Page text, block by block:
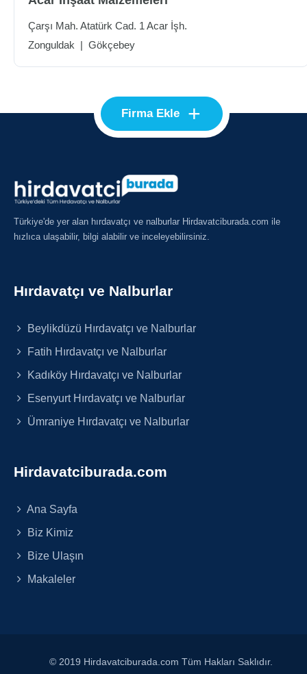
Çarşı Mah. Atatürk Cad. 1 Acar İşh.
Zonguldak | Gökçebey
Firma Ekle +
Türkiye'de yer alan hırdavatçı ve nalburlar Hirdavatciburada.com ile
hızlıca ulaşabilir, bilgi alabilir ve inceleyebilirsiniz.
Hırdavatçı ve Nalburlar
Beylikdüzü Hırdavatçı ve Nalburlar
Fatih Hırdavatçı ve Nalburlar
Kadıköy Hırdavatçı ve Nalburlar
Esenyurt Hırdavatçı ve Nalburlar
Ümraniye Hırdavatçı ve Nalburlar
Hirdavatciburada.com
Ana Sayfa
Biz Kimiz
Bize Ulaşın
Makaleler
© 2019 Hirdavatciburada.com Tüm Hakları Saklıdır.